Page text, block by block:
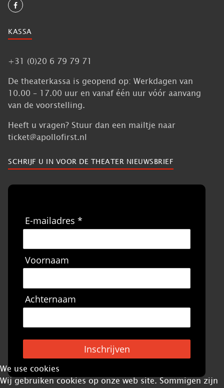
KASSA
+31 (0)20 6 79 79 71
De theaterkassa is geopend op: Werkdagen van
10.00 – 17.00 uur en vanaf één uur vóór aanvang
van de voorstelling.
Heeft u vragen? Stuur dan een mailtje naar
ticket@apollofirst.nl
SCHRIJF U IN VOOR DE THEATER NIEUWSBRIEF
E-mailadres *
Voornaam
Achternaam
Inschrijven
We use cookies
Wij gebruiken cookies op onze web site. Sommigen zijn